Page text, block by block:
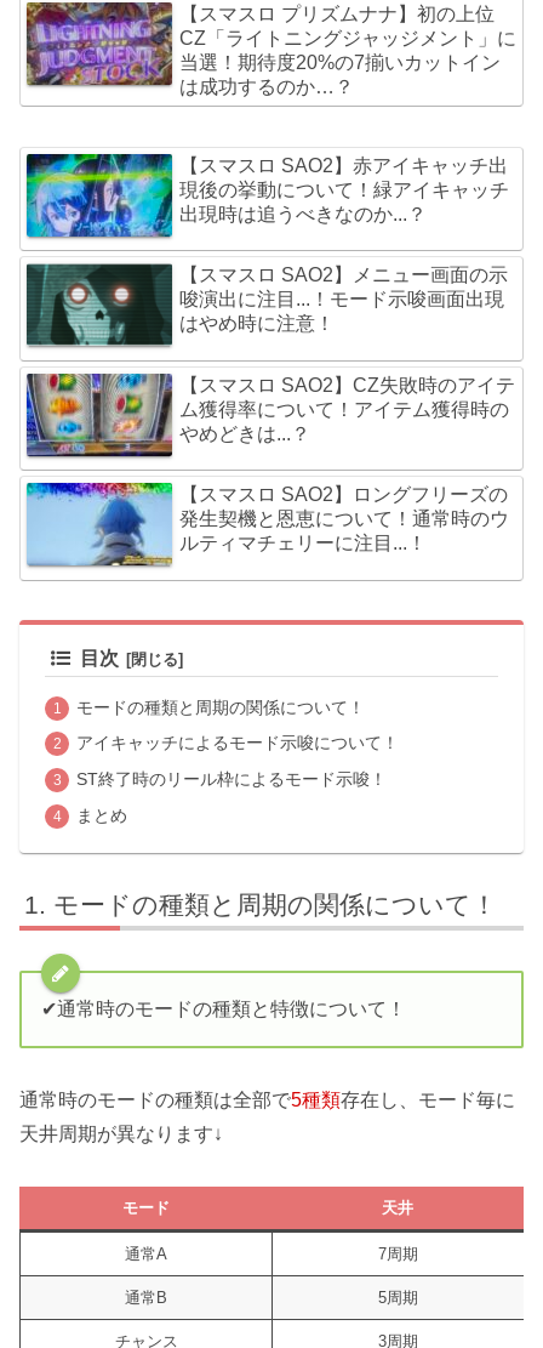
【スマスロ プリズムナナ】初の上位
CZ「ライトニングジャッジメント」に
当選！期待度20%の7揃いカットイン
は成功するのか…？
【スマスロ SAO2】赤アイキャッチ出
現後の挙動について！緑アイキャッチ
出現時は追うべきなのか...？
【スマスロ SAO2】メニュー画面の示
唆演出に注目...！モード示唆画面出現
はやめ時に注意！
【スマスロ SAO2】CZ失敗時のアイテ
ム獲得率について！アイテム獲得時の
やめどきは...？
【スマスロ SAO2】ロングフリーズの
発生契機と恩恵について！通常時のウ
ルティマチェリーに注目...！
目次
モードの種類と周期の関係について！
アイキャッチによるモード示唆について！
ST終了時のリール枠によるモード示唆！
まとめ
モードの種類と周期の関係について！
✔︎通常時のモードの種類と特徴について！
通常時のモードの種類は全部で5種類存在し、モード毎に
天井周期が異なります↓
モード 天井
通常A 7周期
通常B 5周期
チャンス 3周期